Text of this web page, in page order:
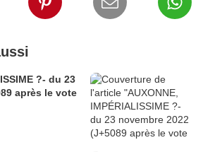
?- du 23
après le vote